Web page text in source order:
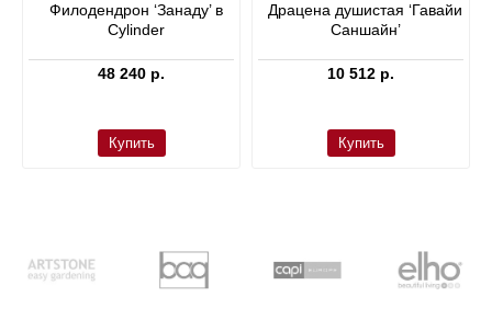
Филодендрон ‘Занаду’ в
Cylinder
48 240 р.
Купить
Драцена душистая ‘Гавайи
Саншайн’
10 512 р.
Купить